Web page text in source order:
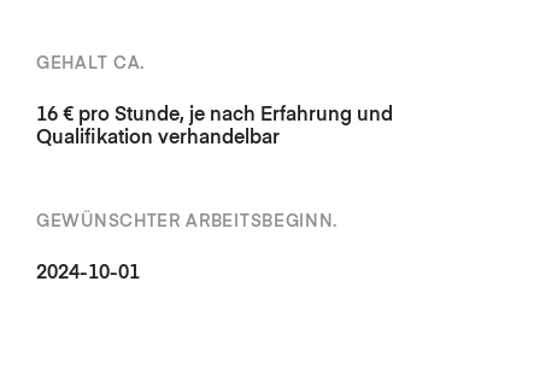
GEHALT CA.
16 € pro Stunde, je nach Erfahrung und
Qualifikation verhandelbar
GEWÜNSCHTER ARBEITSBEGINN.
2024-10-01